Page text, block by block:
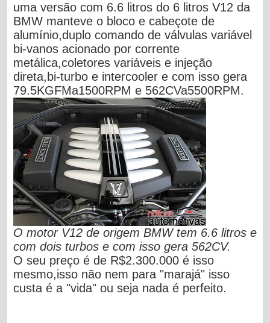
uma versão com 6.6 litros do 6 litros V12 da
BMW manteve o bloco e cabeçote de
alumínio,duplo comando de válvulas variável
bi-vanos acionado por corrente
metálica,coletores variáveis e injeção
direta,bi-turbo e intercooler e com isso gera
79.5KGFMa1500RPM e 562CVa5500RPM.
O motor V12 de origem BMW tem 6.6 litros e
com dois turbos e com isso gera 562CV.
O seu preço é de R$2.300.000 é isso
mesmo,isso não nem para "marajá" isso
custa é a "vida" ou seja nada é perfeito.